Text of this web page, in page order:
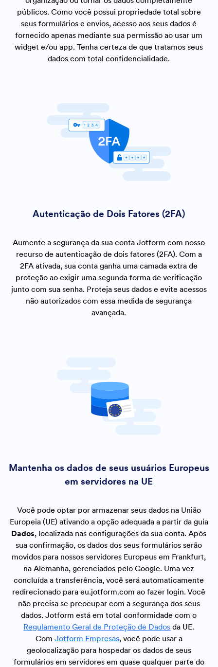
públicos. Como você possui propriedade total sobre
seus formulários e envios, acesso aos seus dados é
fornecido apenas mediante sua permissão ao usar um
widget e/ou app. Tenha certeza de que tratamos seus
dados com total confidencialidade.
Autenticação de Dois Fatores (2FA)
Aumente a segurança da sua conta Jotform com nosso
recurso de autenticação de dois fatores (2FA). Com a
2FA ativada, sua conta ganha uma camada extra de
proteção ao exigir uma segunda forma de verificação
junto com sua senha. Proteja seus dados e evite acessos
não autorizados com essa medida de segurança
avançada.
Mantenha os dados de seus usuários Europeus
em servidores na UE
Você pode optar por armazenar seus dados na União
Europeia (UE) ativando a opção adequada a partir da guia
Dados, localizada nas configurações da sua conta. Após
sua confirmação, os dados dos seus formulários serão
movidos para nossos servidores Europeus em Frankfurt,
na Alemanha, gerenciados pelo Google. Uma vez
concluída a transferência, você será automaticamente
redirecionado para eu.jotform.com ao fazer login. Você
não precisa se preocupar com a segurança dos seus
dados. Jotform está em total conformidade com o
Regulamento Geral de Proteção de Dados da UE.
Com Jotform Empresas, você pode usar a
geolocalização para hospedar os dados de seus
formulários em servidores em quase qualquer parte do